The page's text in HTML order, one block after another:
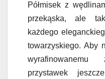
Półmisek z
przekąska, ale
każdego
towarzyskiego. Aby
przystawek